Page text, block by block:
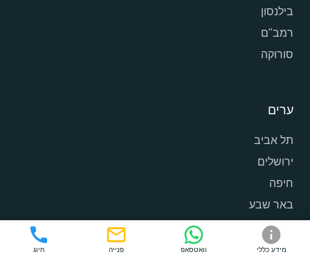
בילנסון
רמב"ם
סורוקה
ערים
תל אביב
ירושלים
חיפה
באר שבע
ראשון לציון
פתח תקווה
מידע כללי וואטסאפ פנייה חיוג